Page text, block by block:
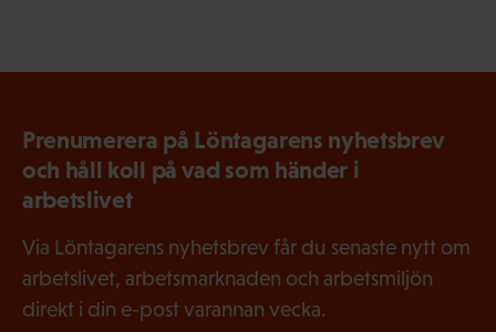
Prenumerera på Löntagarens nyhetsbrev
och håll koll på vad som händer i
arbetslivet
Via Löntagarens nyhetsbrev får du senaste nytt om
arbetslivet, arbetsmarknaden och arbetsmiljön
direkt i din e-post varannan vecka.